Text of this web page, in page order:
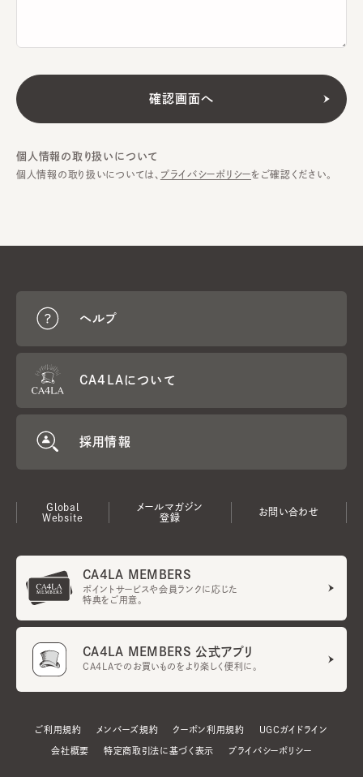
個人情報の取り扱いについて
個人情報の取り扱いについては、 プライバシーポリシーをご確認ください。
ヘルプ
CA4LAについて
採用情報
Global
Website
メールマガジン
登録
お問い合わせ
CA4LA MEMBERS
ポイントサービスや会員ランクに応じた
特典をご用意。
CA4LA MEMBERS 公式アプリ
CA4LAでのお買いものをより楽しく便利に。
ご利用規約 メンバーズ規約 クーポン利用規約 UGCガイドライン
会社概要 特定商取引法に基づく表示 プライバシーポリシー